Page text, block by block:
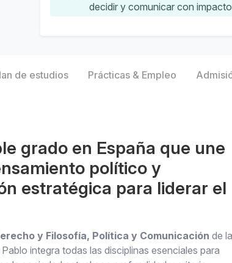
decidir y comunicar con
de estudios Prácticas & Empleo
grado en España que une
político y
estratégica para liderar el
y Filosofía, Política y Comunicación de la
integra todas las disciplinas esenciales para